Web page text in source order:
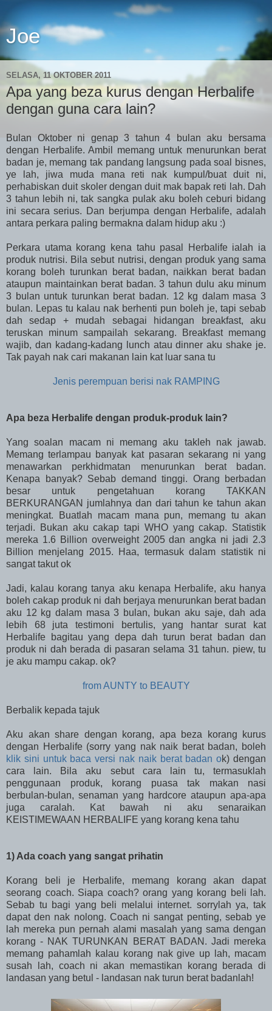
Joe
SELASA, 11 OKTOBER 2011
Apa yang beza kurus dengan Herbalife
dengan guna cara lain?
Bulan Oktober ni genap 3 tahun 4 bulan aku bersama
dengan Herbalife. Ambil memang untuk menurunkan berat
badan je, memang tak pandang langsung pada soal bisnes,
ye lah, jiwa muda mana reti nak kumpul/buat duit ni,
perhabiskan duit skoler dengan duit mak bapak reti lah. Dah
3 tahun lebih ni, tak sangka pulak aku boleh ceburi bidang
ini secara serius. Dan berjumpa dengan Herbalife, adalah
antara perkara paling bermakna dalam hidup aku :)
Perkara utama korang kena tahu pasal Herbalife ialah ia
produk nutrisi. Bila sebut nutrisi, dengan produk yang sama
korang boleh turunkan berat badan, naikkan berat badan
ataupun maintainkan berat badan. 3 tahun dulu aku minum
3 bulan untuk turunkan berat badan. 12 kg dalam masa 3
bulan. Lepas tu kalau nak berhenti pun boleh je, tapi sebab
dah sedap + mudah sebagai hidangan breakfast, aku
teruskan minum sampailah sekarang. Breakfast memang
wajib, dan kadang-kadang lunch atau dinner aku shake je.
Tak payah nak cari makanan lain kat luar sana tu
Jenis perempuan berisi nak RAMPING
Apa beza Herbalife dengan produk-produk lain?
Yang soalan macam ni memang aku takleh nak jawab.
Memang terlampau banyak kat pasaran sekarang ni yang
menawarkan perkhidmatan menurunkan berat badan.
Kenapa banyak? Sebab demand tinggi. Orang berbadan
besar untuk pengetahuan korang TAKKAN
BERKURANGAN jumlahnya dan dari tahun ke tahun akan
meningkat. Buatlah macam mana pun, memang tu akan
terjadi. Bukan aku cakap tapi WHO yang cakap. Statistik
mereka 1.6 Billion overweight 2005 dan angka ni jadi 2.3
Billion menjelang 2015. Haa, termasuk dalam statistik ni
sangat takut ok
Jadi, kalau korang tanya aku kenapa Herbalife, aku hanya
boleh cakap produk ni dah berjaya menurunkan berat badan
aku 12 kg dalam masa 3 bulan, bukan aku saje, dah ada
lebih 68 juta testimoni bertulis, yang hantar surat kat
Herbalife bagitau yang depa dah turun berat badan dan
produk ni dah berada di pasaran selama 31 tahun. piew, tu
je aku mampu cakap. ok?
from AUNTY to BEAUTY
Berbalik kepada tajuk
Aku akan share dengan korang, apa beza korang kurus
dengan Herbalife (sorry yang nak naik berat badan, boleh
klik sini untuk baca versi nak naik berat badan ok) dengan
cara lain. Bila aku sebut cara lain tu, termasuklah
penggunaan produk, korang puasa tak makan nasi
berbulan-bulan, senaman yang hardcore ataupun apa-apa
juga caralah. Kat bawah ni aku senaraikan
KEISTIMEWAAN HERBALIFE yang korang kena tahu
1) Ada coach yang sangat prihatin
Korang beli je Herbalife, memang korang akan dapat
seorang coach. Siapa coach? orang yang korang beli lah.
Sebab tu bagi yang beli melalui internet. sorrylah ya, tak
dapat den nak nolong. Coach ni sangat penting, sebab ye
lah mereka pun pernah alami masalah yang sama dengan
korang - NAK TURUNKAN BERAT BADAN. Jadi mereka
memang pahamlah kalau korang nak give up lah, macam
susah lah, coach ni akan memastikan korang berada di
landasan yang betul - landasan nak turun berat badanlah!